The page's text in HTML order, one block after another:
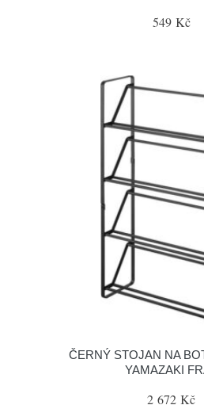
549 Kč
ČERNÝ STOJAN NA
YAMAZAKI
2 672 Kč